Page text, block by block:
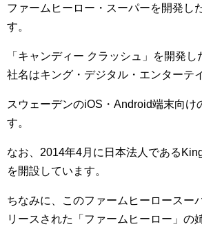
ファームヒーロー・スーパーを開発し
す。
「キャンディー クラッシュ」を開発
社名はキング・デジタル・エンターテ
スウェーデンのiOS・Android端末向け
す。
なお、2014年4月に日本法人である
を開設しています。
ちなみに、このファームヒーロースー
リースされた「ファームヒーロー」の